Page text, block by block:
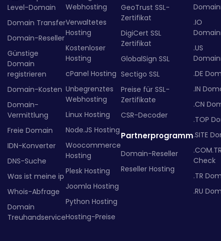
Level-Domain
Domain Transfer
Domain-Reseller
Günstige
Domain
registrieren
Domain-Kosten
Domain-
Vermittlung
Freie Domain
IDN-Konverter
DNS-Suche
Was ist meine ip
Whois-Abfrage
Domain
Treuhandservice
Webhosting
Verwaltetes
Hosting
Kostenloser
Hosting
cPanel Hosting
Unbegrenztes
Webhosting
Linux Hosting
Node.JS Hosting
Woocommerce
Hosting
Plesk Hosting
Joomla Hosting
Python Hosting
Hosting-Preise
GeoTrust SSL-
Zertifikat
DigiCert SSL
Zertifikat
GlobalSign SSL
Sectigo SSL
Preise für SSL-
Zertifikate
CSR-Decoder
Partnerprogramm
Domain-Reseller
Reseller Hosting
.IO
.US
.DE
.IN
.CN
.TOP
.SITE
Check
.TR
.RU